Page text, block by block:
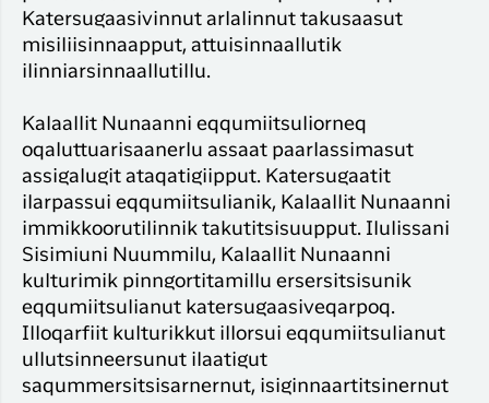
Katersugaasivinnut arlalinnut takusaasut
misiliisinnaapput, attuisinnaallutik
ilinniarsinnaallutillu.
Kalaallit Nunaanni eqqumiitsuliorneq
oqaluttuarisaanerlu assaat paarlassimasut
assigalugit ataqatigiipput. Katersugaatit
ilarpassui eqqumiitsulianik, Kalaallit Nunaanni
immikkoorutilinnik takutitsisuupput. Ilulissani
Sisimiuni Nuummilu, Kalaallit Nunaanni
kulturimik pinngortitamillu ersersitsisunik
eqqumiitsulianut katersugaasiveqarpoq.
Illoqarfiit kulturikkut illorsui eqqumiitsulianut
ullutsinneersunut ilaatigut
saqummersitsisarnernut, isiginnaartitsinernut